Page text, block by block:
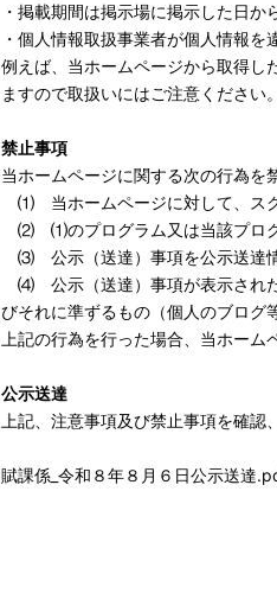
・掲載期間は掲示場に掲示した日か
・個人情報取扱事業者が個人情報
例えば、当ホームページから取得し
ますので取扱いにはご注意ください。
禁止事項
当ホームページに関する次の行為を
⑴ 当ホームページに対して、スク
⑵ ⑴のプログラム又は当該プログ
⑶ 公示（送達）事項を公示送達
⑷ 公示（送達）事項が表示された
びそれに準ずるもの（個人のブログ
上記の行為を行った場合、当ホー
公示送達
上記、注意事項及び禁止事項を確認
賦課係_令和８年８月６日公示送達